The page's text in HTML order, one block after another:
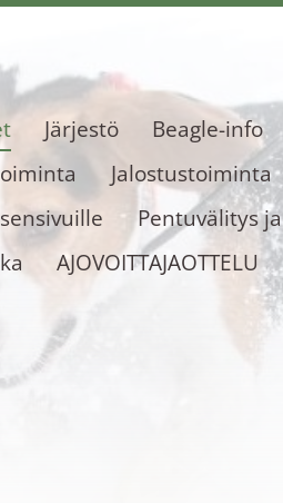
Järjestö Beagle-info
Jalostustoiminta
Pentuvälitys
AJOVOITTAJAOTTELU